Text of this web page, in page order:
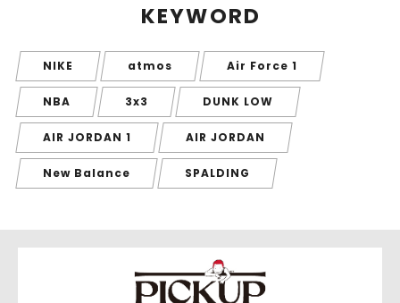
KEYWORD
NIKE atmos Air Force 1
NBA 3x3 DUNK LOW
AIR JORDAN 1 AIR JORDAN
New Balance SPALDING